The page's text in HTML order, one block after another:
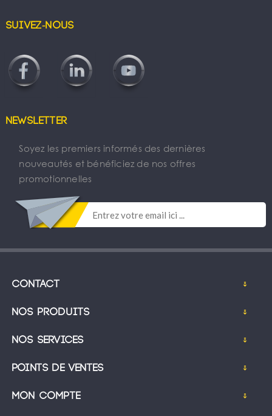
Suivez-nous
Newsletter
Soyez les premiers informés des dernières
nouveautés et bénéficiez de nos offres
promotionnelles
Contact
Nos produits
Nos services
Points de ventes
Mon compte